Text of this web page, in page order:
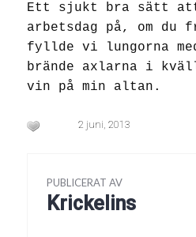
Ett sjukt bra sätt
arbetsdag på, om du
fyllde vi lungorna
brände axlarna i
vin på min altan.
2 juni, 2013
PUBLICERAT AV
Krickelins